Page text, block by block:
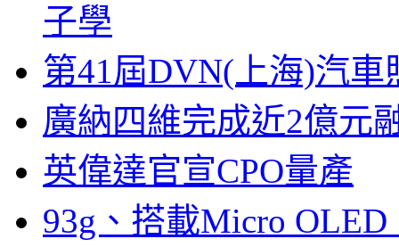
子學
第41屆DVN(上海)汽
廣納四維完成近2億元
英偉達官宣CPO量產
93g、搭載Micro